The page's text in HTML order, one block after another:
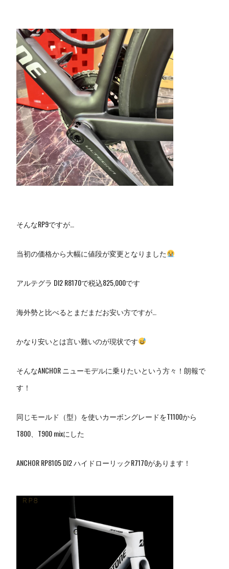
そんなRP9ですが…
当初の価格から大幅に値段が変更となりました
アルテグラ DI2 R8170で税込825,000です
海外勢と比べるとまだまだお安い方ですが…
かなり安いとは言い難いのが現状です
そんなANCHOR ニューモデルに乗りたいという方々！朗報で
す！
同じモールド（型）を使いカーボングレードをT1100から
T800、T900 mixにした
ANCHOR RP8105 DI2 ハイドローリックR7170があります！